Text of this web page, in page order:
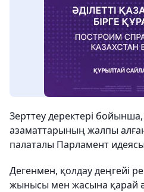
Зерттеу деректері
азаматтарының жалпы
палаталы Парламент
Дегенмен, қолдау деңгейі
жынысы мен жасына қарай